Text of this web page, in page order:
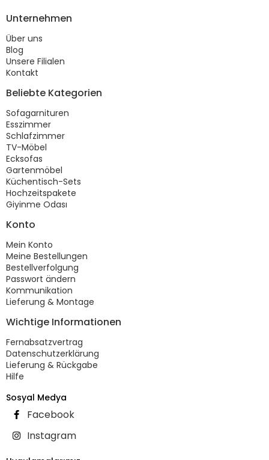
Unternehmen
Über uns
Blog
Unsere Filialen
Kontakt
Beliebte Kategorien
Sofagarnituren
Esszimmer
Schlafzimmer
TV-Möbel
Ecksofas
Gartenmöbel
Küchentisch-Sets
Hochzeitspakete
Giyinme Odası
Konto
Mein Konto
Meine Bestellungen
Bestellverfolgung
Passwort ändern
Kommunikation
Lieferung & Montage
Wichtige Informationen
Fernabsatzvertrag
Datenschutzerklärung
Lieferung & Rückgabe
Hilfe
Sosyal Medya
Facebook
Instagram